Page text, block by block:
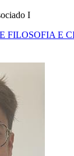
I
FILOSOFIA E